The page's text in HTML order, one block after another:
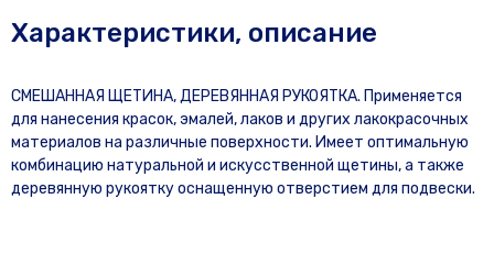
Характеристики, описание
СМЕШАННАЯ ЩЕТИНА, ДЕРЕВЯННАЯ РУКОЯТКА. Применяется
для нанесения красок, эмалей, лаков и других лакокрасочных
материалов на различные поверхности. Имеет оптимальную
комбинацию натуральной и искусственной щетины, а также
деревянную рукоятку оснащенную отверстием для подвески.